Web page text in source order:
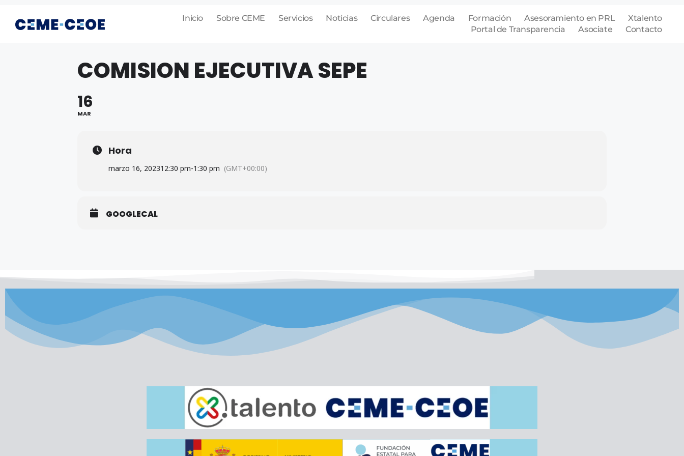
Inicio Sobre CEME Servicios Noticias Circulares Agenda Formación Asesoramiento en PRL
Xtalento
Portal de Transparencia
Asociate Contacto
COMISION EJECUTIVA SEPE
16
MAR
Hora
marzo 16, 202312:30 pm-1:30 pm (GMT+00:00)
GOOGLECAL